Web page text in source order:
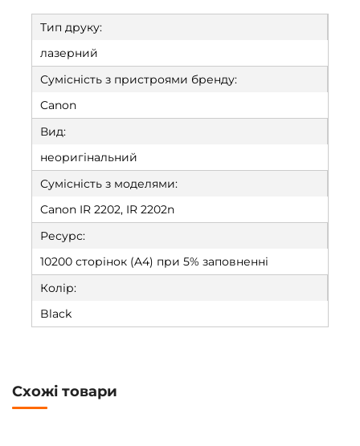
Тип друку:
лазерний
Сумісність з пристроями бренду:
Canon
Вид:
неоригінальний
Сумісність з моделями:
Canon IR 2202, IR 2202n
Ресурс:
10200 сторінок (A4) при 5% заповненні
Колір:
Black
Схожі товари